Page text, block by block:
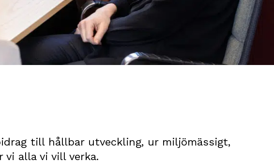
till hållbar utveckling, ur miljömässigt,
alla vi vill verka.